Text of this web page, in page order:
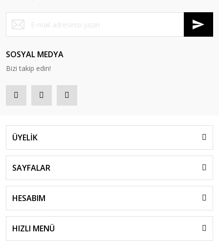
SOSYAL MEDYA
Bizi takip edin!
ÜYELİK
SAYFALAR
HESABIM
HIZLI MENÜ